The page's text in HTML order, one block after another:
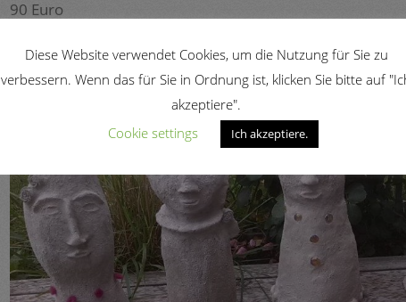
90 Euro
Diese Website verwendet Cookies, um die Nutzung für Sie zu
verbessern. Wenn das für Sie in Ordnung ist, klicken Sie bitte auf
akzeptiere".
Cookie settings
Ich akzeptiere.